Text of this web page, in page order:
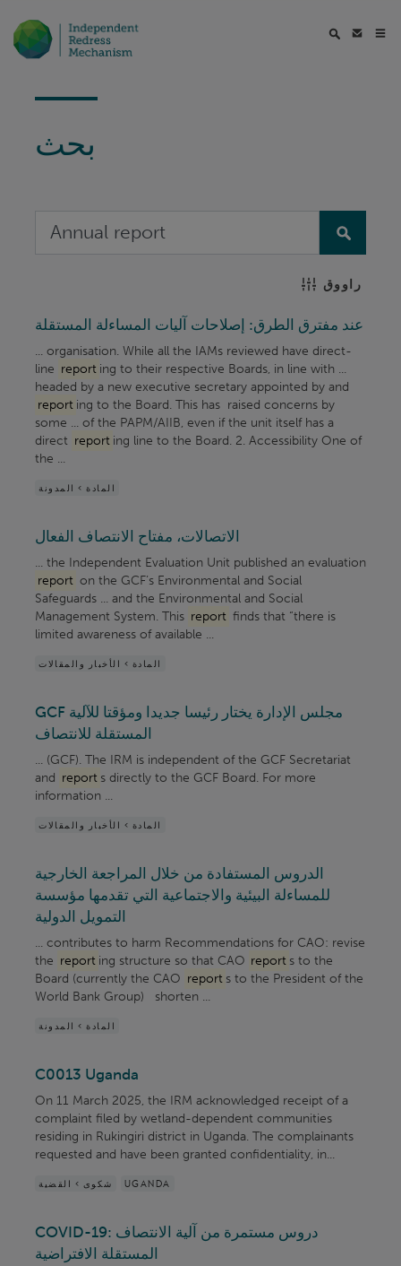
بحث
راووق
عند مفترق الطرق: إصلاحات آليات المساءلة المستقلة
... organisation. While all the IAMs reviewed have direct-
line report ing to their respective Boards, in line with ...
headed by a new executive secretary appointed by and
report ing to the Board. This has raised concerns by
some ... of the PAPM/AIIB, even if the unit itself has a
direct report ing line to the Board. 2. Accessibility One of
the ...
المادة > المدونة
الاتصالات، مفتاح الانتصاف الفعال
... the Independent Evaluation Unit published an evaluation
report on the GCF’s Environmental and Social
Safeguards ... and the Environmental and Social
Management System. This report finds that “there is
limited awareness of available ...
المادة > الأخبار والمقالات
GCF مجلس الإدارة يختار رئيسا جديدا ومؤقتا للآلية
المستقلة للانتصاف
... (GCF). The IRM is independent of the GCF Secretariat
and report s directly to the GCF Board. For more
information ...
المادة > الأخبار والمقالات
الدروس المستفادة من خلال المراجعة الخارجية
للمساءلة البيئية والاجتماعية التي تقدمها مؤسسة
التمويل الدولية
... contributes to harm Recommendations for CAO: revise
the report ing structure so that CAO report s to the
Board (currently the CAO report s to the President of the
World Bank Group) shorten ...
المادة > المدونة
C0013 Uganda
On 11 March 2025, the IRM acknowledged receipt of a
complaint filed by wetland-dependent communities
residing in Rukingiri district in Uganda. The complainants
requested and have been granted confidentiality, in...
شكوى > القضية UGANDA
COVID-19: دروس مستمرة من آلية الانتصاف
المستقلة الافتراضية